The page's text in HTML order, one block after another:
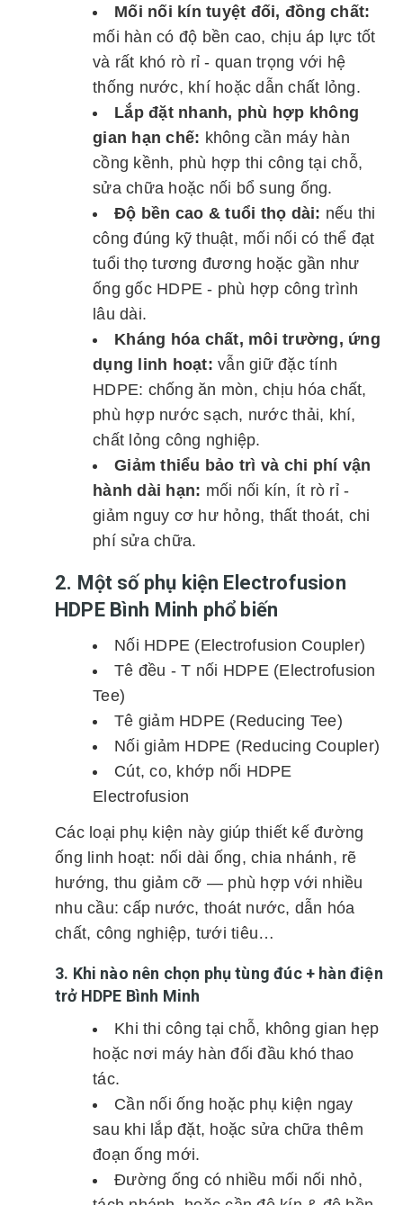
Mối nối kín tuyệt đối, đồng chất:
mối hàn có độ bền cao, chịu áp lực tốt
và rất khó rò rỉ - quan trọng với hệ
thống nước, khí hoặc dẫn chất lỏng.
Lắp đặt nhanh, phù hợp không
gian hạn chế: không cần máy hàn
cồng kềnh, phù hợp thi công tại chỗ,
sửa chữa hoặc nối bổ sung ống.
Độ bền cao & tuổi thọ dài: nếu thi
công đúng kỹ thuật, mối nối có thể đạt
tuổi thọ tương đương hoặc gần như
ống gốc HDPE - phù hợp công trình
lâu dài.
Kháng hóa chất, môi trường, ứng
dụng linh hoạt: vẫn giữ đặc tính
HDPE: chống ăn mòn, chịu hóa chất,
phù hợp nước sạch, nước thải, khí,
chất lỏng công nghiệp.
Giảm thiểu bảo trì và chi phí vận
hành dài hạn: mối nối kín, ít rò rỉ -
giảm nguy cơ hư hỏng, thất thoát, chi
phí sửa chữa.
2. Một số phụ kiện Electrofusion
HDPE Bình Minh phổ biến
Nối HDPE (Electrofusion Coupler)
Tê đều - T nối HDPE (Electrofusion
Tee)
Tê giảm HDPE (Reducing Tee)
Nối giảm HDPE (Reducing Coupler)
Cút, co, khớp nối HDPE
Electrofusion
Các loại phụ kiện này giúp thiết kế đường
ống linh hoạt: nối dài ống, chia nhánh, rẽ
hướng, thu giảm cỡ — phù hợp với nhiều
nhu cầu: cấp nước, thoát nước, dẫn hóa
chất, công nghiệp, tưới tiêu…
3. Khi nào nên chọn phụ tùng đúc + hàn điện
trở HDPE Bình Minh
Khi thi công tại chỗ, không gian hẹp
hoặc nơi máy hàn đối đầu khó thao
tác.
Cần nối ống hoặc phụ kiện ngay
sau khi lắp đặt, hoặc sửa chữa thêm
đoạn ống mới.
Đường ống có nhiều mối nối nhỏ,